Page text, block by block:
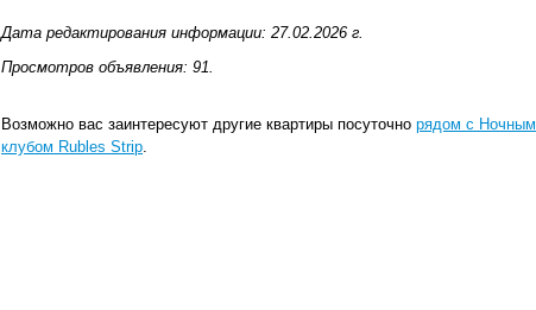
Дата редактирования информации: 27.02.2026 г.
Просмотров объявления: 91.
Возможно вас заинтересуют другие квартиры посуточно рядом с Ночным
клубом Rubles Strip.